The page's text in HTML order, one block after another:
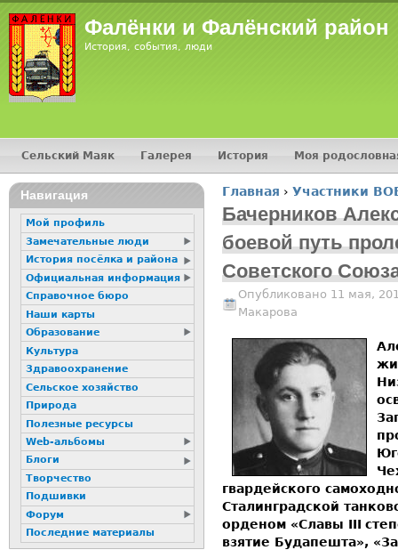
Фалёнки и Фалёнский район
История, события, люди
Вы здесь
Главная › Участники
Бачерников
боевой путь
Советского
Опубликовано 11 мая,
Макарова
гвардейского
Сталинградской
орденом «Славы III
взятие Будапешта»,
Главное меню
Сельский Маяк Галерея История Моя
16+
Навигация
Мой профиль
Замечательные люди
История посёлка и района
Официальная информация
Справочное бюро
Наши карты
Образование
Культура
Здравоохранение
Сельское хозяйство
Природа
Полезные ресурсы
Web-альбомы
Блоги
Творчество
Подшивки
Форум
Последние материалы